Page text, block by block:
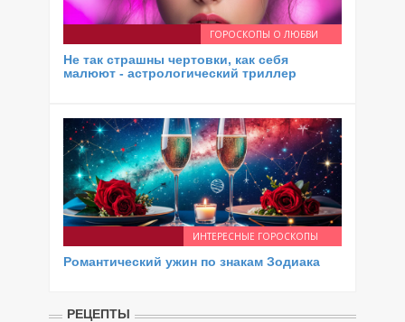
ГОРОСКОПЫ О ЛЮБВИ
Не так страшны чертовки, как себя
малюют - астрологический триллер
ИНТЕРЕСНЫЕ ГОРОСКОПЫ
Романтический ужин по знакам Зодиака
РЕЦЕПТЫ